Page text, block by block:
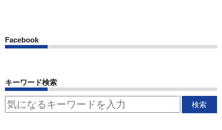
Facebook
キーワード検索